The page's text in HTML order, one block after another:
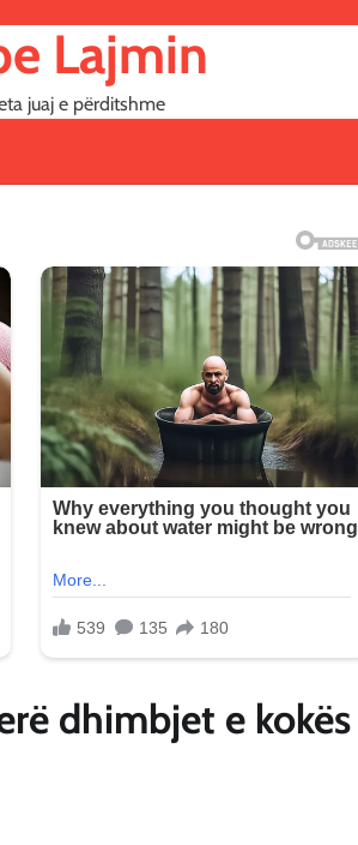
Lajmin
juaj e përditshme
dhimbjet e kokës